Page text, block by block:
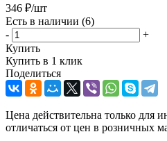
346 ₽/шт
Есть в наличии (6)
-
+
Купить
Купить в 1 клик
Поделиться
Цена действительна только для
отличаться от цен в розничных